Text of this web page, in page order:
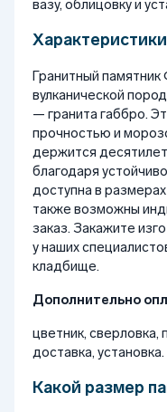
вазу, облицовку и
Гранитный
вулканической
— гранита габбро.
прочностью и
держится
благодаря
доступна в
также возможны
заказ. Закажите
у наших
кладбище.
Дополнительно
цветник,
доставка, установка.
Какой размер